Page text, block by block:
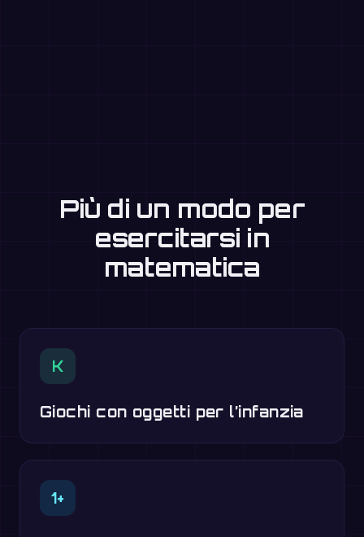
Più di un modo per
esercitarsi in
matematica
K
Giochi con oggetti per l’infanzia
1+